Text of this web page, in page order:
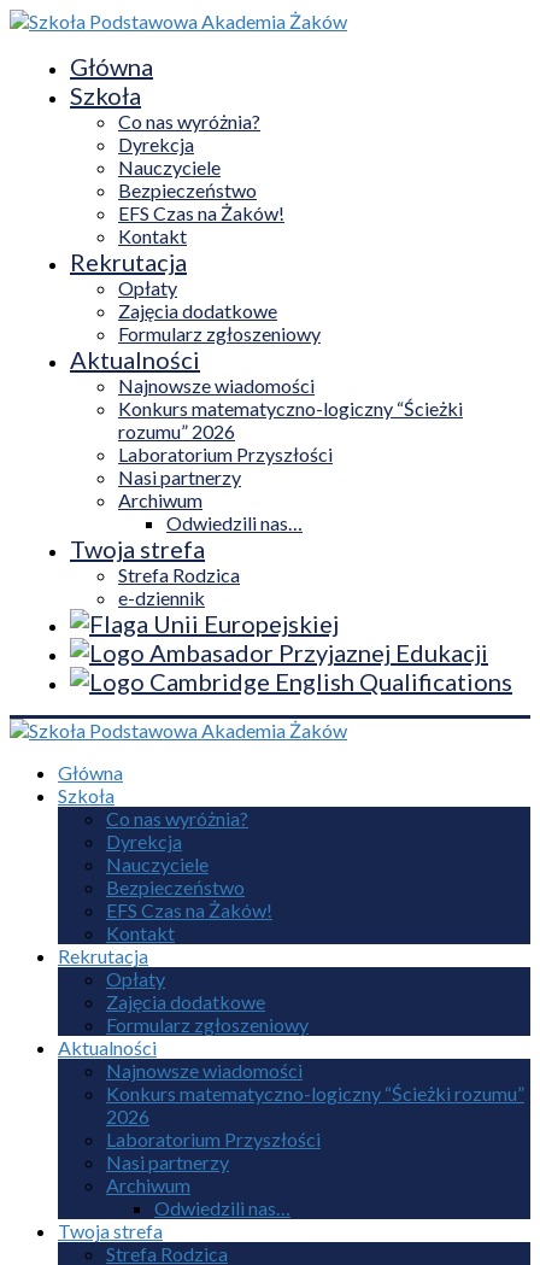
Główna
Szkoła
Co nas wyróżnia?
Dyrekcja
Nauczyciele
Bezpieczeństwo
EFS Czas na Żaków!
Kontakt
Rekrutacja
Opłaty
Zajęcia dodatkowe
Formularz zgłoszeniowy
Aktualności
Najnowsze wiadomości
Konkurs matematyczno-logiczny “Ścieżki
rozumu” 2026
Laboratorium Przyszłości
Nasi partnerzy
Archiwum
Odwiedzili nas…
Twoja strefa
Strefa Rodzica
e-dziennik
Główna
Szkoła
Co nas wyróżnia?
Dyrekcja
Nauczyciele
Bezpieczeństwo
EFS Czas na Żaków!
Kontakt
Rekrutacja
Opłaty
Zajęcia dodatkowe
Formularz zgłoszeniowy
Aktualności
Najnowsze wiadomości
Konkurs matematyczno-logiczny “Ścieżki rozumu”
2026
Laboratorium Przyszłości
Nasi partnerzy
Archiwum
Odwiedzili nas…
Twoja strefa
Strefa Rodzica